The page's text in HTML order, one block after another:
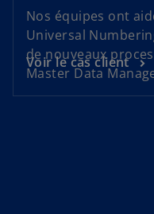
Nos équipes ont
Universal
de nouveaux
Master Data
Voir le cas client